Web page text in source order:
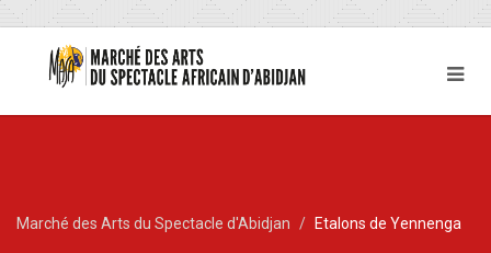
Marché des Arts du Spectacle d'Abidjan Etalons de Yennenga